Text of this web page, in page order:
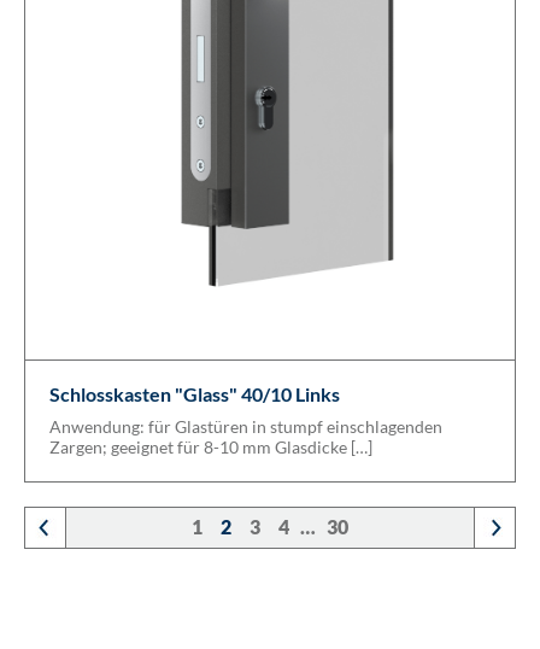
Schlosskasten "Glass" 40/10 Links
Anwendung: für Glastüren in stumpf einschlagenden
Zargen; geeignet für 8-10 mm Glasdicke […]
1 2 3 4 … 30